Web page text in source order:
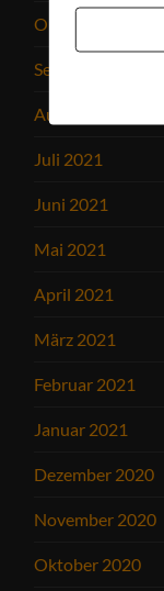
Oktober 2021
September 2021
August 2021
Juli 2021
Juni 2021
Mai 2021
April 2021
März 2021
Februar 2021
Januar 2021
Dezember 2020
November 2020
Oktober 2020